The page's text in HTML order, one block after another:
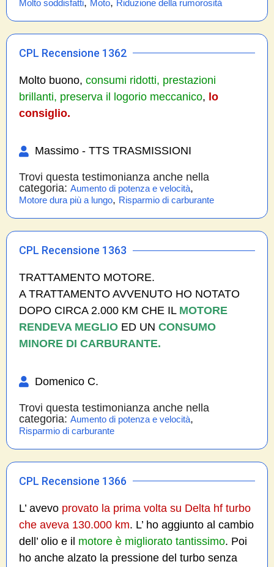
Molto soddisfatti Moto Riduzione della rumorosità
CPL Recensione 1362
Molto buono, consumi ridotti, prestazioni
brillanti, preserva il logorio meccanico, lo
consiglio.
Massimo - TTS TRASMISSIONI
Trovi questa testimonianza anche nella
categoria: Aumento di potenza e velocità,
Motore dura più a lungo, Risparmio di carburante
CPL Recensione 1363
TRATTAMENTO MOTORE.
A TRATTAMENTO AVVENUTO HO NOTATO
DOPO CIRCA 2.000 KM CHE IL MOTORE
RENDEVA MEGLIO ED UN CONSUMO
MINORE DI CARBURANTE.
Domenico C.
Trovi questa testimonianza anche nella
categoria: Aumento di potenza e velocità,
Risparmio di carburante
CPL Recensione 1366
L’ avevo provato la prima volta su Delta hf turbo
che aveva 130.000 km. L’ ho aggiunto al cambio
dell’ olio e il motore è migliorato tantissimo. Poi
ho anche alzato la pressione del turbo senza